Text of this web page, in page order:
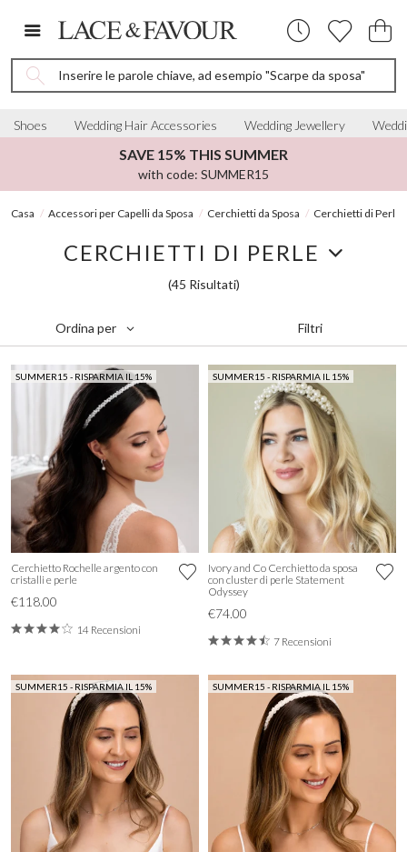
Inserire le parole chiave, ad esempio "Scarpe da sposa"
Shoes Wedding Hair Accessories Wedding Jewellery
SAVE 15% THIS SUMMER
with code: SUMMER15
Casa Accessori per Capelli da Sposa Cerchietti da Sposa Cerchietti di Perle
CERCHIETTI DI PERLE
(45 Risultati)
Ordina per Filtri
SUMMER15 - RISPARMIA IL 15%
Cerchietto Rochelle argento con
cristalli e perle
€118.00
14 Recensioni
SUMMER15 - RISPARMIA IL 15%
Ivory and Co Cerchietto da sposa
con cluster di perle Statement
Odyssey
€74.00
7 Recensioni
SUMMER15 - RISPARMIA IL 15% SUMMER15 - RISPARMIA IL 15%